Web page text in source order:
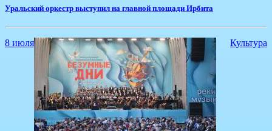
Уральский оркестр выступил на главной площади Ирбита
8 июля Культура